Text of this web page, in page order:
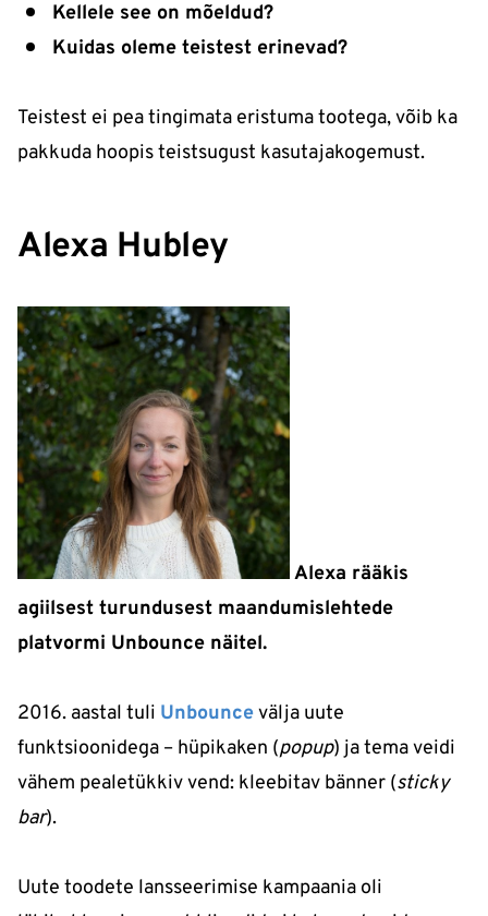
Kellele see on mõeldud?
Kuidas oleme teistest erinevad?
Teistest ei pea tingimata eristuma tootega, võib ka
pakkuda hoopis teistsugust kasutajakogemust.
Alexa Hubley
Alexa rääkis
agiilsest turundusest maandumislehtede
platvormi Unbounce näitel.
2016. aastal tuli Unbouncevälja uute
funktsioonidega – hüpikaken (popup) ja tema veidi
vähem pealetükkiv vend: kleebitav bänner (sticky
bar).
Uute toodete lansseerimise kampaania oli